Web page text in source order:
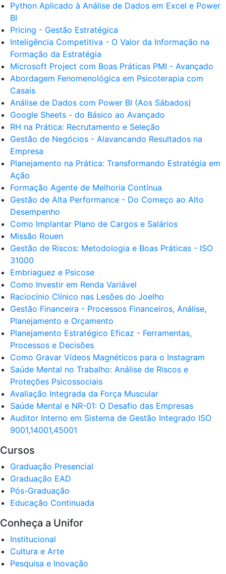
Python Aplicado à Análise de Dados em Excel e Power
BI
Pricing - Gestão Estratégica
Inteligência Competitiva - O Valor da Informação na
Formação da Estratégia
Microsoft Project com Boas Práticas PMI - Avançado
Abordagem Fenomenológica em Psicoterapia com
Casais
Análise de Dados com Power BI (Aos Sábados)
Google Sheets - do Básico ao Avançado
RH na Prática: Recrutamento e Seleção
Gestão de Negócios - Alavancando Resultados na
Empresa
Planejamento na Prática: Transformando Estratégia em
Ação
Formação Agente de Melhoria Contínua
Gestão de Alta Performance - Do Começo ao Alto
Desempenho
Como Implantar Plano de Cargos e Salários
Missão Rouen
Gestão de Riscos: Metodologia e Boas Práticas - ISO
31000
Embriaguez e Psicose
Como Investir em Renda Variável
Raciocínio Clínico nas Lesões do Joelho
Gestão Financeira - Processos Financeiros, Análise,
Planejamento e Orçamento
Planejamento Estratégico Eficaz - Ferramentas,
Processos e Decisões
Como Gravar Vídeos Magnéticos para o Instagram
Saúde Mental no Trabalho: Análise de Riscos e
Proteções Psicossociais
Avaliação Integrada da Força Muscular
Saúde Mental e NR-01: O Desafio das Empresas
Auditor Interno em Sistema de Gestão Integrado ISO
9001,14001,45001
Cursos
Graduação Presencial
Graduação EAD
Pós-Graduação
Educação Continuada
Conheça a Unifor
Institucional
Cultura e Arte
Pesquisa e Inovação